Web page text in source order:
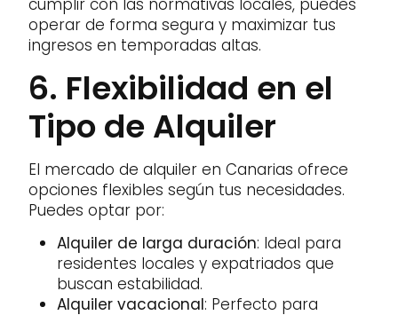
cumplir con las normativas locales, puedes
operar de forma segura y maximizar tus
ingresos en temporadas altas.
6. Flexibilidad en el
Tipo de Alquiler
El mercado de alquiler en Canarias ofrece
opciones flexibles según tus necesidades.
Puedes optar por:
Alquiler de larga duración: Ideal para
residentes locales y expatriados que
buscan estabilidad.
Alquiler vacacional: Perfecto para